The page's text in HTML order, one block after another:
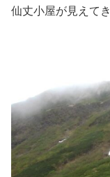
仙丈小屋が見えて